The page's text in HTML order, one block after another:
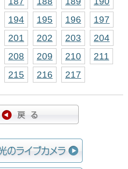
194 195 196
197
201 202 203
204
208 209 210
211
215 216 217